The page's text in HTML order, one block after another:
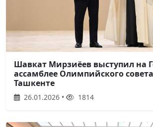
Шавкат Мирзиёев выступил на
ассамблее Олимпийского
Ташкенте
26.01.2026 • 1814